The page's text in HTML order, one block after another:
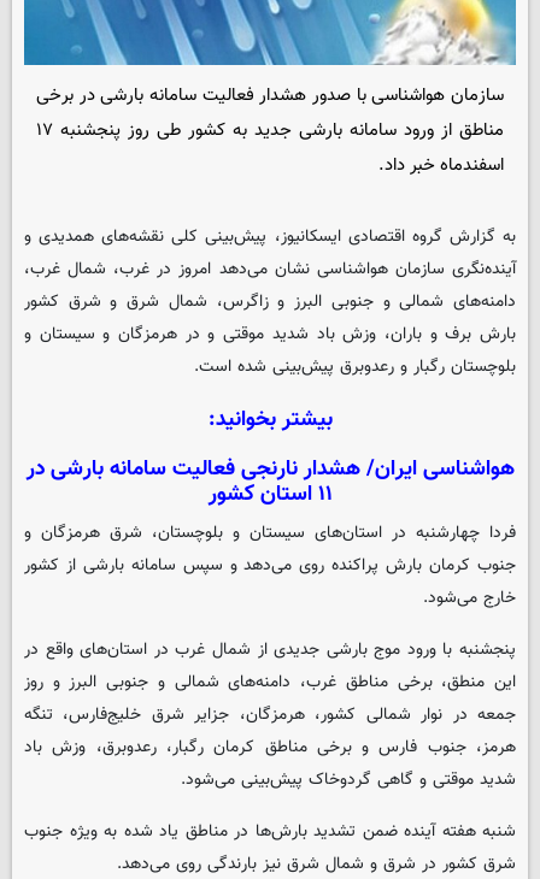
سازمان هواشناسی با صدور هشدار فعالیت سامانه بارشی در برخی
مناطق از ورود سامانه بارشی جدید به کشور طی روز پنجشنبه ۱۷
اسفندماه خبر داد.
به گزارش گروه اقتصادیایسکانیوز، پیش‌بینی کلی نقشه‌های همدیدی و
آینده‌نگری سازمان هواشناسی نشان می‌دهد امروز در غرب، شمال غرب،
دامنه‌های شمالی و جنوبی البرز و زاگرس، شمال شرق و شرق کشور
بارش برف و باران، وزش باد شدید موقتی و در هرمزگان و سیستان و
بلوچستان رگبار و رعدوبرق پیش‌بینی شده است.
بیشتر بخوانید:
هواشناسی ایران/ هشدار نارنجی فعالیت سامانه بارشی در
۱۱ استان کشور
فردا چهارشنبه در استان‌های سیستان و بلوچستان، شرق هرمزگان و
جنوب کرمان بارش پراکنده روی می‌دهد و سپس سامانه بارشی از کشور
خارج می‌شود.
پنجشنبه با ورود موج بارشی جدیدی از شمال غرب در استان‌های واقع در
این منطق، برخی مناطق غرب، دامنه‌های شمالی و جنوبی البرز و روز
جمعه در نوار شمالی کشور، هرمزگان، جزایر شرق خلیج‌فارس،‌ تنگه
هرمز، جنوب فارس و برخی مناطق کرمان رگبار، رعدوبرق، وزش باد
شدید موقتی و گاهی گردوخاک پیش‌بینی می‌شود.
شنبه هفته آینده ضمن تشدید بارش‌ها در مناطق یاد شده به ویژه جنوب
شرق کشور در شرق و شمال شرق نیز بارندگی روی می‌دهد.